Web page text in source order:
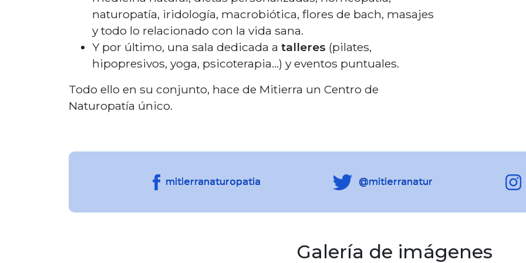
naturopatía, iridología, macrobiótica, flores de bach, masajes
y todo lo relacionado con la vida sana.
Y por último, una sala dedicada a talleres (pilates,
hipopresivos, yoga, psicoterapia...) y eventos puntuales.
Todo ello en su conjunto, hace de Mitierra un Centro de
Naturopatía único.
mitierranaturopatia @mitierranatur
Galería de imágenes